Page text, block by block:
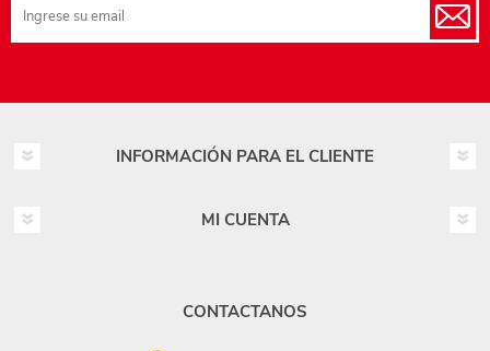
INFORMACIÓN PARA EL CLIENTE
MI CUENTA
CONTACTANOS